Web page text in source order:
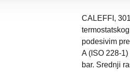
CALEFFI,
podesivim
A (ISO 228-
bar. Srednji